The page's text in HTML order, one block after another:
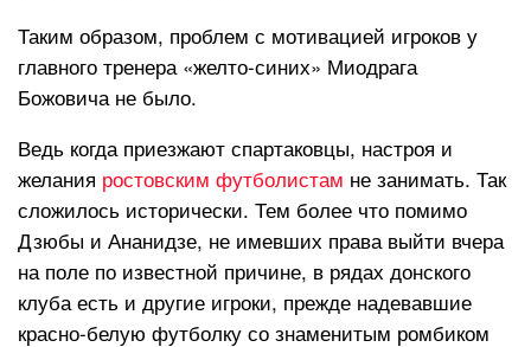
Таким образом, проблем с мотивацией игроков у
главного тренера «желто-синих» Миодрага
Божовича не было.
Ведь когда приезжают спартаковцы, настроя и
желания ростовским футболистам не занимать. Так
сложилось исторически. Тем более что помимо
Дзюбы и Ананидзе, не имевших права выйти вчера
на поле по известной причине, в рядах донского
клуба есть и другие игроки, прежде надевавшие
красно-белую футболку со знаменитым ромбиком